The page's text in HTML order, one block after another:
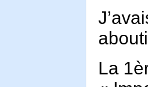
La